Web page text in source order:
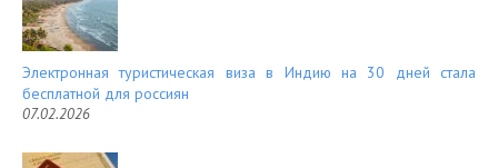
Электронная туристическая виза в Индию на 30 дней стала
бесплатной для россиян
07.02.2026